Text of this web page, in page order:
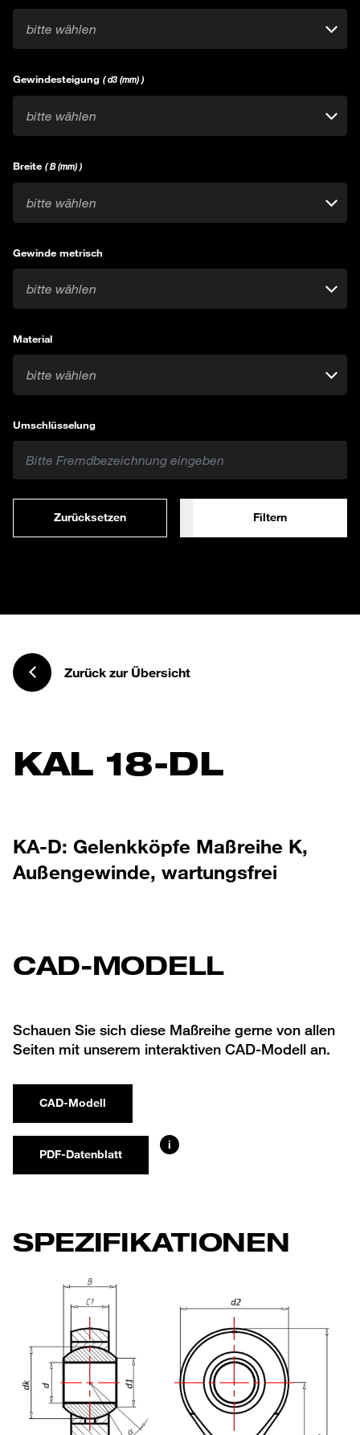
bitte wählen
Gewindesteigung ( d3 (mm) )
bitte wählen
Breite ( B (mm) )
bitte wählen
Gewinde metrisch
bitte wählen
Material
bitte wählen
Umschlüsselung
Zurücksetzen Filtern
Zurück zur Übersicht
KAL 18-DL
KA-D: Gelenkköpfe Maßreihe K,
Außengewinde, wartungsfrei
CAD-MODELL
Schauen Sie sich diese Maßreihe gerne von allen
Seiten mit unserem interaktiven CAD-Modell an.
CAD-Modell
PDF-Datenblatt
i
SPEZIFIKATIONEN